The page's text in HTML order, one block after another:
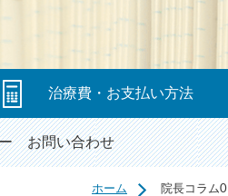
治療費・お支払い方法
お問い合わせ
ホーム 院長コラム0